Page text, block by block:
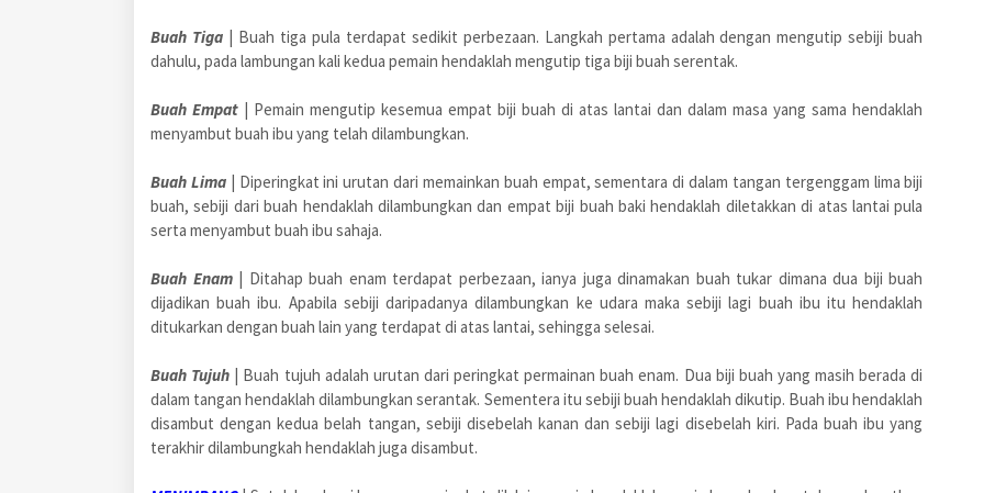
Buah Tiga| Buah tiga pula terdapat sedikit perbezaan. Langkah pertama adalah dengan mengutip sebiji buah
dahulu, pada lambungan kali kedua pemain hendaklah mengutip tiga biji buah serentak.
Buah Empat | Pemain mengutip kesemua empat biji buah di atas lantai dan dalam masa yang sama hendaklah
menyambut buah ibu yang telah dilambungkan.
Buah Lima| Diperingkat ini urutan dari memainkan buah empat, sementara di dalam tangan tergenggam lima biji
buah, sebiji dari buah hendaklah dilambungkan dan empat biji buah baki hendaklah diletakkan di atas lantai pula
serta menyambut buah ibu sahaja.
Buah Enam| Ditahap buah enam terdapat perbezaan, ianya juga dinamakan buah tukar dimana dua biji buah
dijadikan buah ibu. Apabila sebiji daripadanya dilambungkan ke udara maka sebiji lagi buah ibu itu hendaklah
ditukarkan dengan buah lain yang terdapat di atas lantai, sehingga selesai.
Buah Tujuh | Buah tujuh adalah urutan dari peringkat permainan buah enam. Dua biji buah yang masih berada di
dalam tangan hendaklah dilambungkan serantak. Sementera itu sebiji buah hendaklah dikutip. Buah ibu hendaklah
disambut dengan kedua belah tangan, sebiji disebelah kanan dan sebiji lagi disebelah kiri. Pada buah ibu yang
terakhir dilambungkah hendaklah juga disambut.